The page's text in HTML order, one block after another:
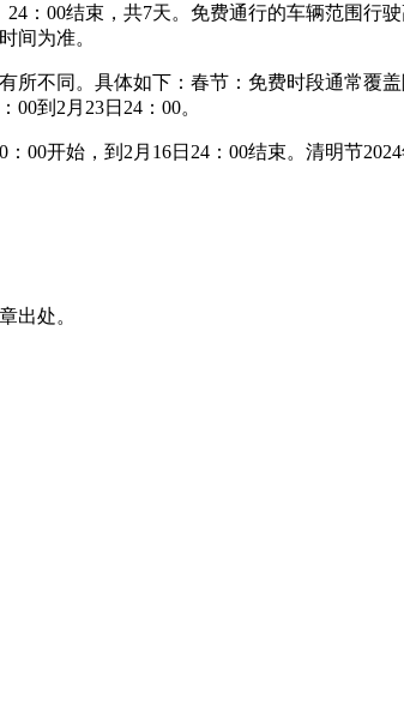
：00结束，共7天。免费通行的车辆范围行
间为准。
不同。具体如下：春节：免费时段通常覆
00到2月23日24：00。
00开始，到2月16日24：00结束。清明节
出处。